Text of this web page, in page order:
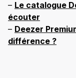
– Le catalogue
écouter
– Deezer
différence ?